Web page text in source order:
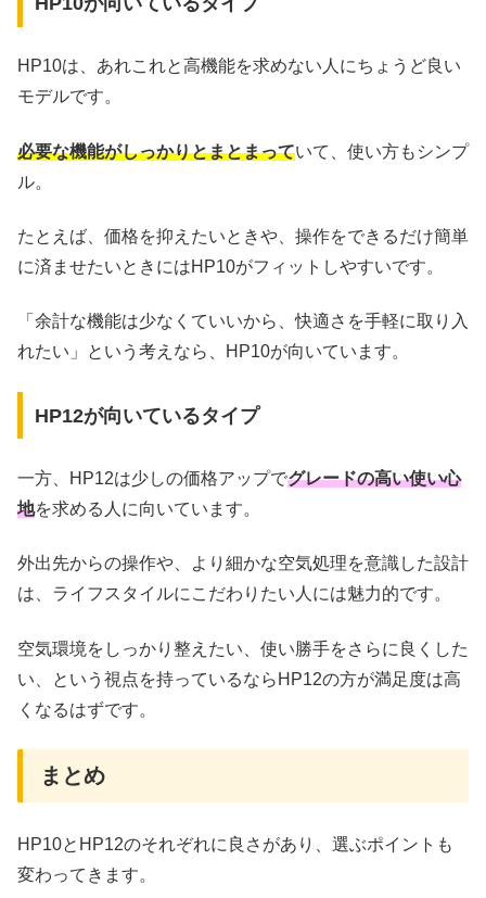
HP10は、あれこれと高機能を求めない人にちょうど良い
モデルです。
必要な機能がしっかりとまとまっていて、使い方もシンプ
ル。
たとえば、価格を抑えたいときや、操作をできるだけ簡単
に済ませたいときにはHP10がフィットしやすいです。
「余計な機能は少なくていいから、快適さを手軽に取り入
れたい」という考えなら、HP10が向いています。
HP12が向いているタイプ
一方、HP12は少しの価格アップでグレードの高い使い心
地を求める人に向いています。
外出先からの操作や、より細かな空気処理を意識した設計
は、ライフスタイルにこだわりたい人には魅力的です。
空気環境をしっかり整えたい、使い勝手をさらに良くした
い、という視点を持っているならHP12の方が満足度は高
くなるはずです。
まとめ
HP10とHP12のそれぞれに良さがあり、選ぶポイントも
変わってきます。